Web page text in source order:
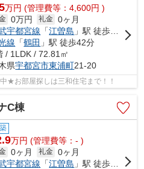
万円 (管理費等：4,600円 )
0万円 礼金 0ヶ月
宇都宮線 「江曽島 」駅 徒歩15分
線 「鶴田 」駅 徒歩42分
/ 1LDK / 72.81㎡
県宇都宮市東浦町21-20
★お部屋探しは三和住宅まで！！
C棟
万円 (管理費等：- )
0ヶ月 礼金 0ヶ月
宇都宮線 「江曽島 」駅 徒歩16分